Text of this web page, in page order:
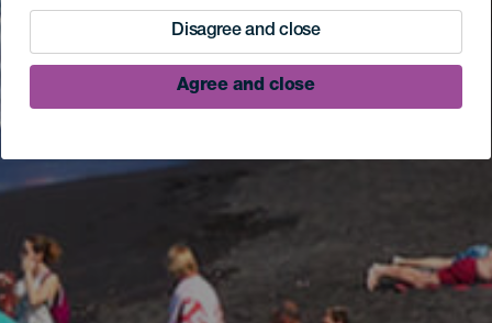
Disagree and close
Agree and close